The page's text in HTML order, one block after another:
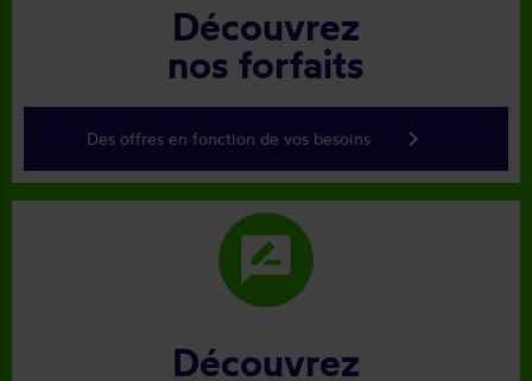
Découvrez
nos forfaits
Des offres en fonction de vos besoins keyboard_arrow_right
rate_review
Découvrez